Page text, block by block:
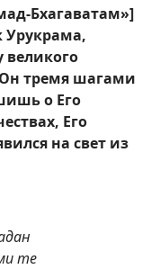
Бхагаватам»]
Урукрама,
великого
тремя шагами
о Его
Его
на свет из
те